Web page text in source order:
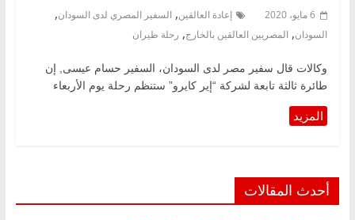
6 مايو، 2020 إعادة العالقين, السفير المصري لدى السودان,
السودان, المصريين العالقين بالخارج, رحلة طيران
وكالات قال سفير مصر لدى السودان، السفير حسام عيسى, إن
طائرة ثالثة تابعة لشركة “إير كايرو” ستنظم رحلة يوم الأربعاء
أحدث المقالات